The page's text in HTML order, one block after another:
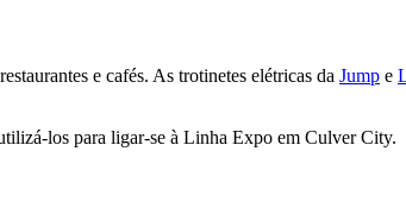
e cafés. As trotinetes elétricas da Jump e
los para ligar-se à Linha Expo em Culver City.